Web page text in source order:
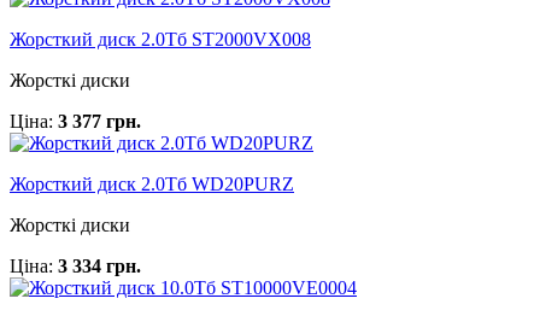
Жорсткий диск 2.0Тб ST2000VX008
Жорсткі диски
Ціна: 3 377 грн.
Жорсткий диск 2.0Тб WD20PURZ
Жорсткі диски
Ціна: 3 334 грн.